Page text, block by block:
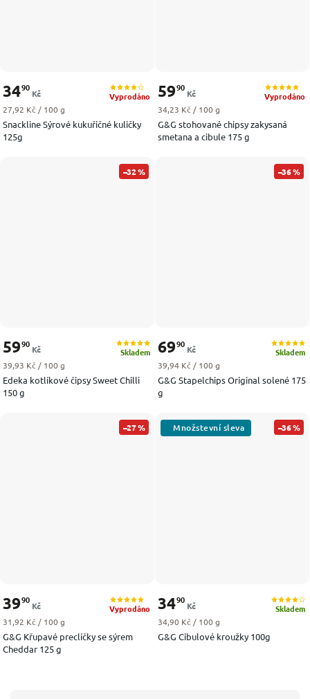
Snackline Sýrové kukuřičné kuličky
125g
Vyprodáno
3490
Kč
Měrná cena:
27,92 Kč / 100 g
G&G stohované chipsy zakysaná
smetana a cibule 175 g
Vyprodáno
5990
Kč
Měrná cena:
34,23 Kč / 100 g
–32 %
Edeka kotlíkové čipsy Sweet Chilli
150 g
Skladem
5990
Kč
Měrná cena:
39,93 Kč / 100 g
–36 %
G&G Stapelchips Original solené 175
g
Skladem
6990
Kč
Měrná cena:
39,94 Kč / 100 g
–27 %
G&G Křupavé preclíčky se sýrem
Cheddar 125 g
Vyprodáno
3990
Kč
Měrná cena:
31,92 Kč / 100 g
–36 %
G&G Cibulové kroužky 100g
Skladem
3490
Kč
Měrná cena:
34,90 Kč / 100 g